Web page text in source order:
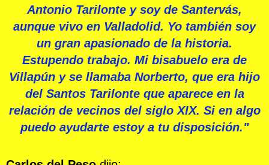
Antonio Tarilonte y soy de Santervás,
aunque vivo en Valladolid. Yo también soy
un gran apasionado de la historia.
Estupendo trabajo. Mi bisabuelo era de
Villapún y se llamaba Norberto, que era hijo
del Santos Tarilonte que aparece en la
relación de vecinos del siglo XIX. Si en algo
puedo ayudarte estoy a tu disposición."